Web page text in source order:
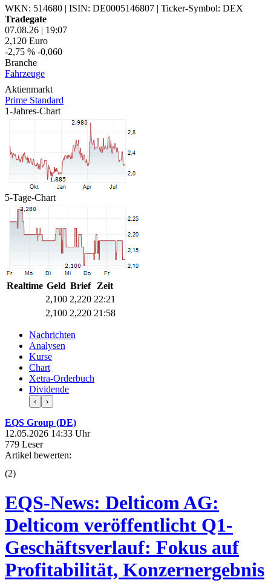
WKN: 514680 | ISIN: DE0005146807 | Ticker-Symbol: DEX
Tradegate
07.08.26 | 19:07
2,120 Euro
-2,75 % -0,060
Branche
Fahrzeuge
Aktienmarkt
Prime Standard
1-Jahres-Chart
5-Tage-Chart
Realtime Geld Brief
Zeit
2,100 2,220 22:21
2,100 2,220 21:58
Nachrichten
Analysen
Kurse
Chart
Xetra-Orderbuch
Dividende
‹ ›
EQS Group (DE)
12.05.2026 14:33 Uhr
779 Leser
Artikel bewerten:
(2)
EQS-News: Delticom AG:
Delticom veröffentlicht Q1-
Geschäftsverlauf: Fokus auf
Profitabilität, Konzernergebnis